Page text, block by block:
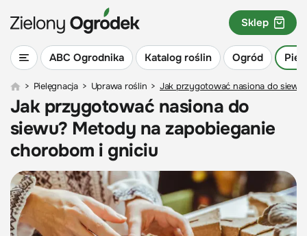
ABC Ogrodnika Katalog roślin Ogród
Sklep
> Pielęgnacja > Uprawa roślin > Jak przygotować nasiona do
Jak przygotować nasiona do
siewu? Metody na zapobieganie
chorobom i gniciu